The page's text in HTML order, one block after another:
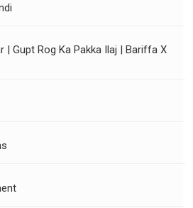
| Gupt Rog Ka Pakka Ilaj | Bariffa X